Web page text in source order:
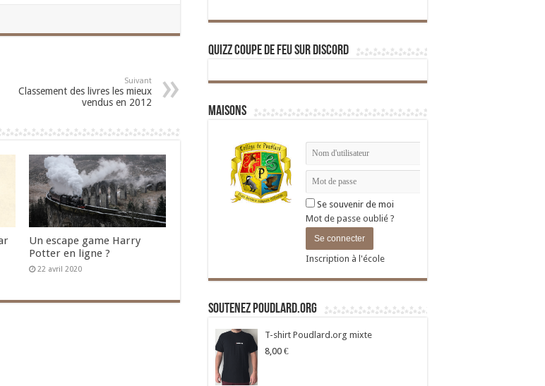
Suivant
Classement des livres les mieux
vendus en 2012
Un escape game Harry
Potter en ligne ?
22 avril 2020
Quizz Coupe de Feu sur Discord
Maisons
Se souvenir de moi
Mot de passe oublié ?
Inscription à l'école
Soutenez Poudlard.org
T-shirt Poudlard.org mixte
8,00 €